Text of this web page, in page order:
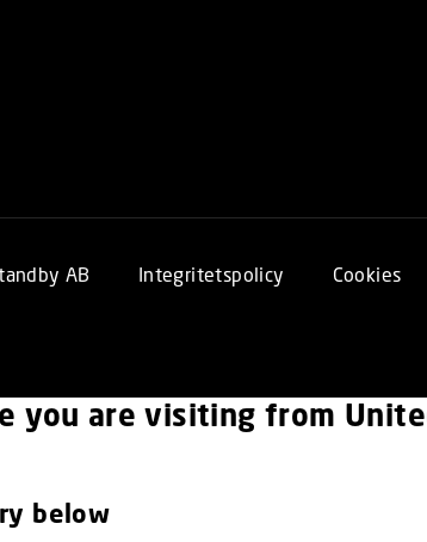
AB Integritetspolicy Cookies
you are visiting from
below